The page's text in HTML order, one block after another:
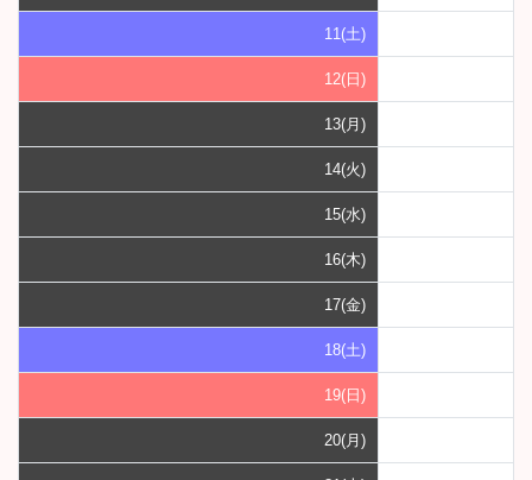
11(土)
12(日)
13(月)
14(火)
15(水)
16(木)
17(金)
18(土)
19(日)
20(月)